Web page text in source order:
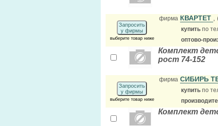
Запросить
у фирмы
выберите товар ниже
фирма КВАРТЕТ
купить по
оптово-
Комплект
рост 74-152
Запросить
у фирмы
выберите товар ниже
фирма СИБИРЬ
купить по
Комплект